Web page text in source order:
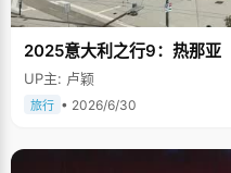
2025意大利之行9：热那亚
UP主: 卢颖
旅行 • 2026/6/30